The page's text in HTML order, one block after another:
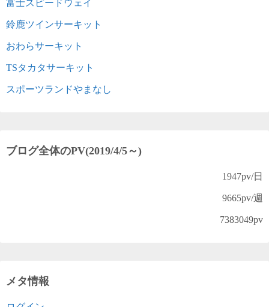
富士スピードウェイ
鈴鹿ツインサーキット
おわらサーキット
TSタカタサーキット
スポーツランドやまなし
ブログ全体のPV(2019/4/5～)
1947pv/日
9665pv/週
7383049pv
メタ情報